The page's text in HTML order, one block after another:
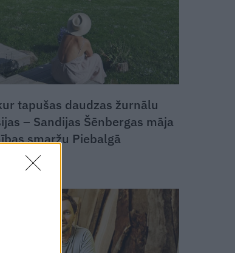
tapušas daudzas žurnālu
– Sandijas Šēnbergas māja
smaržu Piebalgā